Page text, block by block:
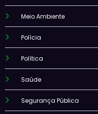
Meio Ambiente
Polícia
Política
Saúde
Segurança Pública